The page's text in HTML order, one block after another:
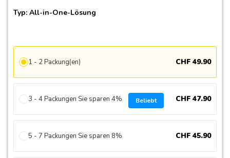
Typ: All-in-One-Lösung
1 - 2 Packung(en) CHF 49.90
3 - 4 Packungen Sie sparen 4% Beliebt CHF47.90
5 - 7 Packungen Sie sparen 8% CHF 45.90